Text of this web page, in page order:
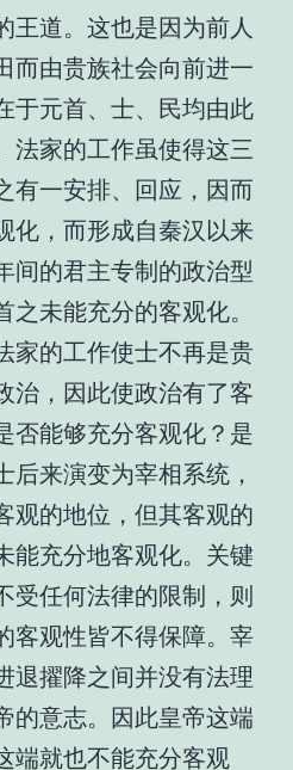
王道。这也是因为前人
而由贵族社会向前进一
于元首、士、民均由此
法家的工作虽使得这三
有一安排、回应，因而
化，而形成自秦汉以来
间的君主专制的政治型
未能充分的客观化。
的工作使士不再是贵
治，因此使政治有了客
否能够充分客观化？是
后来演变为宰相系统，
观的地位，但其客观的
能充分地客观化。关键
受任何法律的限制，则
客观性皆不得保障。宰
退擢降之间并没有法理
的意志。因此皇帝这端
端就也不能充分客观